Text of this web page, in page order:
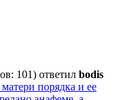
101) ответил bodis
порядка и ее